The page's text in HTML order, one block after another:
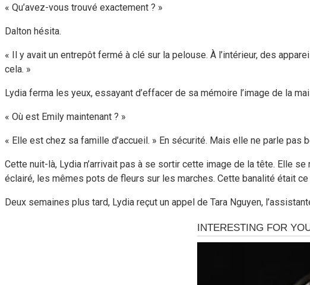
« Qu’avez-vous trouvé exactement ? »
Dalton hésita.
« Il y avait un entrepôt fermé à clé sur la pelouse. À l’intérieur, des
cela. »
Lydia ferma les yeux, essayant d’effacer de sa mémoire l’image de la
« Où est Emily maintenant ? »
« Elle est chez sa famille d’accueil. » En sécurité. Mais elle ne parle pas
Cette nuit-là, Lydia n’arrivait pas à se sortir cette image de la tête. Elle
éclairé, les mêmes pots de fleurs sur les marches. Cette banalité était ce
Deux semaines plus tard, Lydia reçut un appel de Tara Nguyen,